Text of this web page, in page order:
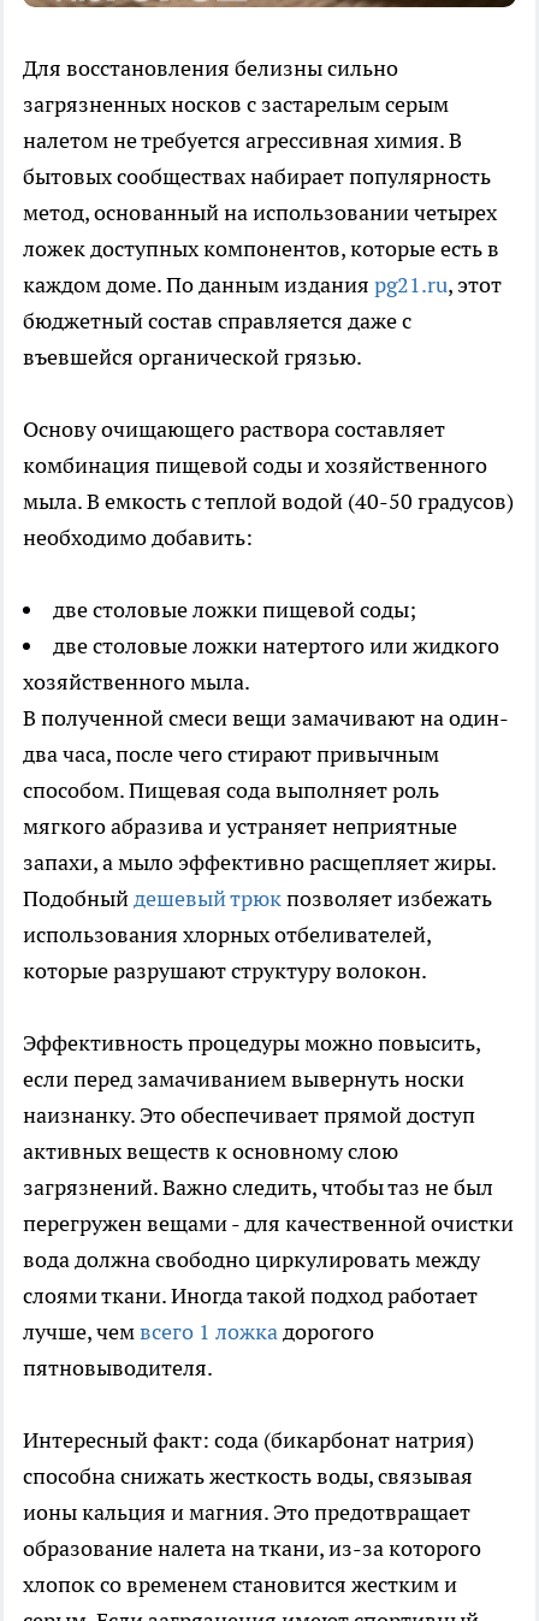
Для восстановления белизны сильно
загрязненных носков с застарелым серым
налетом не требуется агрессивная химия. В
бытовых сообществах набирает популярность
метод, основанный на использовании четырех
ложек доступных компонентов, которые есть в
каждом доме. По данным издания pg21.ru, этот
бюджетный состав справляется даже с
въевшейся органической грязью.
Основу очищающего раствора составляет
комбинация пищевой соды и хозяйственного
мыла. В емкость с теплой водой (40-50 градусов)
необходимо добавить:
две столовые ложки пищевой соды;
две столовые ложки натертого или жидкого
хозяйственного мыла.
В полученной смеси вещи замачивают на один-
два часа, после чего стирают привычным
способом. Пищевая сода выполняет роль
мягкого абразива и устраняет неприятные
запахи, а мыло эффективно расщепляет жиры.
Подобныйдешевый трюкпозволяет избежать
использования хлорных отбеливателей,
которые разрушают структуру волокон.
Эффективность процедуры можно повысить,
если перед замачиванием вывернуть носки
наизнанку. Это обеспечивает прямой доступ
активных веществ к основному слою
загрязнений. Важно следить, чтобы таз не был
перегружен вещами - для качественной очистки
вода должна свободно циркулировать между
слоями ткани. Иногда такой подход работает
лучше, чемвсего 1 ложкадорогого
пятновыводителя.
Интересный факт: сода (бикарбонат натрия)
способна снижать жесткость воды, связывая
ионы кальция и магния. Это предотвращает
образование налета на ткани, из-за которого
хлопок со временем становится жестким и